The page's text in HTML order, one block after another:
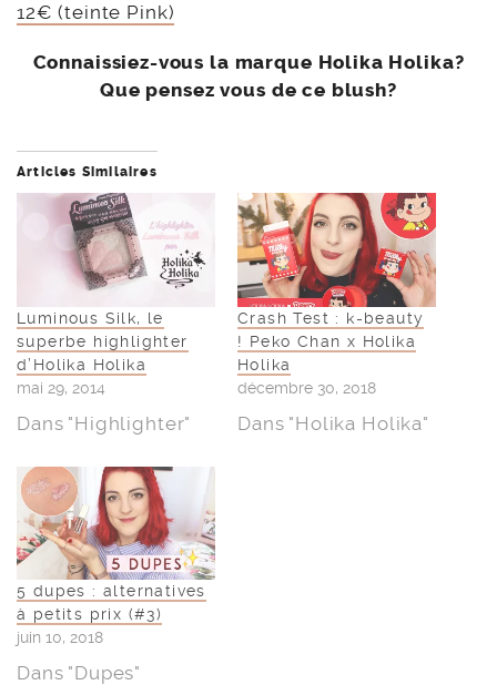
12€ (teinte Pink)
Connaissiez-vous la marque Holika Holika?
Que pensez vous de ce blush?
Articles Similaires
Luminous Silk, le
superbe highlighter
d’Holika Holika
mai 29, 2014
Dans "Highlighter"
Crash Test : k-beauty
! Peko Chan x Holika
Holika
décembre 30, 2018
Dans "Holika Holika"
5 dupes : alternatives
à petits prix (#3)
juin 10, 2018
Dans "Dupes"